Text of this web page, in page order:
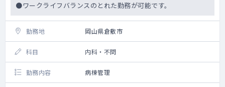
●ワークライフバランスのとれた勤務が可能です。
勤務地 岡山県倉敷市
科目 内科・不問
勤務内容 病棟管理